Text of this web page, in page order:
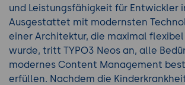
und Leistungsfähigkeit für Entwickler
Ausgestattet mit modernsten
einer Architektur, die maximal
wurde, tritt TYPO3 Neos an, alle
modernes Content Management
erfüllen. Nachdem die